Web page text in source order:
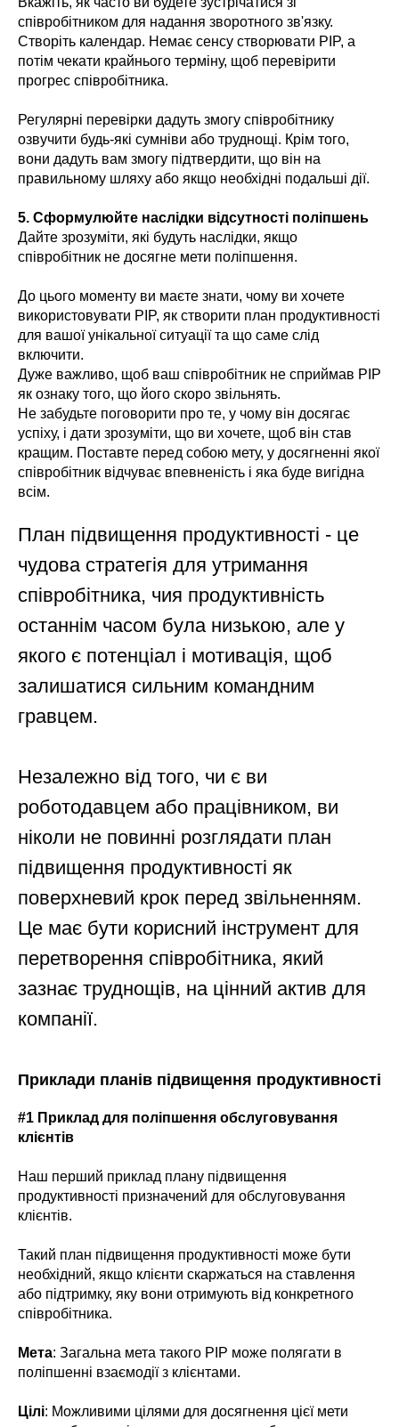
співробітником для надання зворотного зв'язку.
Створіть календар. Немає сенсу створювати PIP, а
потім чекати крайнього терміну, щоб перевірити
прогрес співробітника.
Регулярні перевірки дадуть змогу співробітнику
озвучити будь-які сумніви або труднощі. Крім того,
вони дадуть вам змогу підтвердити, що він на
правильному шляху або якщо необхідні подальші дії.
5. Сформулюйте наслідки відсутності поліпшень
Дайте зрозуміти, які будуть наслідки, якщо
співробітник не досягне мети поліпшення.
До цього моменту ви маєте знати, чому ви хочете
використовувати PIP, як створити план продуктивності
для вашої унікальної ситуації та що саме слід
включити.
Дуже важливо, щоб ваш співробітник не сприймав PIP
як ознаку того, що його скоро звільнять.
Не забудьте поговорити про те, у чому він досягає
успіху, і дати зрозуміти, що ви хочете, щоб він став
кращим. Поставте перед собою мету, у досягненні якої
співробітник відчуває впевненість і яка буде вигідна
всім.
План підвищення продуктивності - це
чудова стратегія для утримання
співробітника, чия продуктивність
останнім часом була низькою, але у
якого є потенціал і мотивація, щоб
залишатися сильним командним
гравцем.
Незалежно від того, чи є ви
роботодавцем або працівником, ви
ніколи не повинні розглядати план
підвищення продуктивності як
поверхневий крок перед звільненням.
Це має бути корисний інструмент для
перетворення співробітника, який
зазнає труднощів, на цінний актив для
компанії.
Приклади планів підвищення продуктивності
#1 Приклад для поліпшення обслуговування
клієнтів
Наш перший приклад плану підвищення
продуктивності призначений для обслуговування
клієнтів.
Такий план підвищення продуктивності може бути
необхідний, якщо клієнти скаржаться на ставлення
або підтримку, яку вони отримують від конкретного
співробітника.
Мета: Загальна мета такого PIP може полягати в
поліпшенні взаємодії з клієнтами.
Цілі: Можливими цілями для досягнення цієї мети